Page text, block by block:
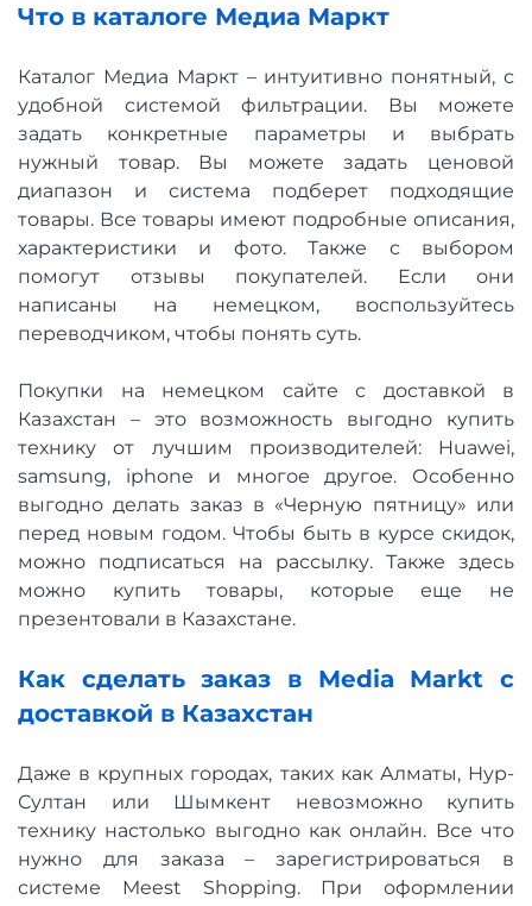
Что в каталоге Медиа Маркт
Каталог Медиа Маркт – интуитивно понятный, с
удобной системой фильтрации. Вы можете
задать конкретные параметры и выбрать
нужный товар. Вы можете задать ценовой
диапазон и система подберет подходящие
товары. Все товары имеют подробные описания,
характеристики и фото. Также с выбором
помогут отзывы покупателей. Если они
написаны на немецком, воспользуйтесь
переводчиком, чтобы понять суть.
Покупки на немецком сайте с доставкой в
Казахстан – это возможность выгодно купить
технику от лучшим производителей: Huawei,
samsung, iphone и многое другое. Особенно
выгодно делать заказ в «Черную пятницу» или
перед новым годом. Чтобы быть в курсе скидок,
можно подписаться на рассылку. Также здесь
можно купить товары, которые еще не
презентовали в Казахстане.
Как сделать заказ в Media Markt с
доставкой в Казахстан
Даже в крупных городах, таких как Алматы, Нур-
Султан или Шымкент невозможно купить
технику настолько выгодно как онлайн. Все что
нужно для заказа – зарегистрироваться в
системе Meest Shopping. При оформлении